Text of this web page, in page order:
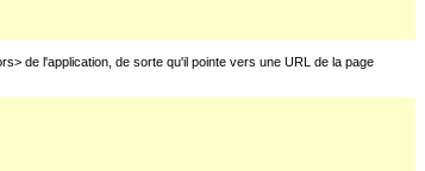
de l'application, de sorte qu'il pointe vers une URL de la page